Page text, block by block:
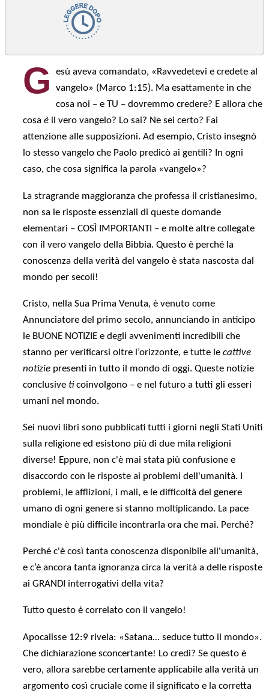
G
esù aveva comandato, «Ravvedetevi e credete al
vangelo» (Marco 1:15). Ma esattamente in che
cosa noi – e TU – dovremmo credere? E allora che
cosaè il vero vangelo? Lo sai? Ne sei certo? Fai
attenzione alle supposizioni. Ad esempio, Cristo insegnò
lo stesso vangelo che Paolo predicò ai gentili? In ogni
caso, che cosa significa la parola «vangelo»?
La stragrande maggioranza che professa il cristianesimo,
non sa le risposte essenziali di queste domande
elementari – COSÌ IMPORTANTI – e molte altre collegate
con il vero vangelo della Bibbia. Questo è perché la
conoscenza della verità del vangelo è stata nascosta dal
mondo per secoli!
Cristo, nella Sua Prima Venuta, è venuto come
Annunciatore del primo secolo, annunciando in anticipo
le BUONE NOTIZIE e degli avvenimenti incredibili che
stanno per verificarsi oltre l’orizzonte, e tutte lecattive
notizie presenti in tutto il mondo di oggi. Queste notizie
conclusive ticoinvolgono – e nel futuro a tutti gli esseri
umani nel mondo.
Sei nuovi libri sono pubblicati tutti i giorni negli Stati Uniti
sulla religione ed esistono più di due mila religioni
diverse! Eppure, non c'è mai stata più confusione e
disaccordo con le risposte ai problemi dell'umanità. I
problemi, le afflizioni, i mali, e le difficoltà del genere
umano di ogni genere si stanno moltiplicando. La pace
mondiale è più difficile incontrarla ora che mai. Perché?
Perché c'è così tanta conoscenza disponibile all'umanità,
e c’è ancora tanta ignoranza circa la verità a delle risposte
ai GRANDI interrogativi della vita?
Tutto questo è correlato con il vangelo!
Apocalisse 12:9 rivela: «Satana… seduce tutto il mondo».
Che dichiarazione sconcertante! Lo credi? Se questo è
vero, allora sarebbe certamente applicabile alla verità un
argomento così cruciale come il significato e la corretta